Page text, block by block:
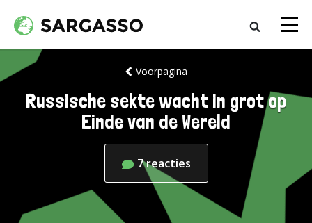
Voorpagina
Russische sekte wacht in grot op
Einde van de Wereld
7reacties